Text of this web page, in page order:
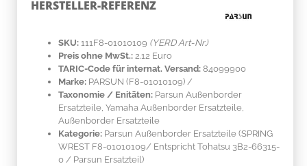
HERSTELLER-REFERENZ
SKU: 111F8-01010109 (YERD Art-Nr.)
Preis ohne MwSt.: 2.12 Euro
TARIC-Code für internat. Versand: 84099900
Marke: PARSUN (F8-01010109) /
Taxonomie / Enitäten: Parsun Außenborder
Ersatzteile, Yamaha Außenborder Ersatzteile,
Außenborder Ersatzteile
Kategorie: Parsun Außenborder Ersatzteile (SPRING
WREST F8-01010109/ Entspricht Tohatsu 3B2-66315-
0 / Parsun Ersatzteil)